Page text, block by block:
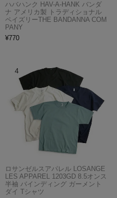
ハバハンク HAV-A-HANK バンダ
ナ アメリカ製 トラディショナル
ペイズリーTHE BANDANNA COM
PANY
¥770
ロサンゼルスアパレル LOSANGE
LES APPAREL 1203GD 8.5オンス
半袖 バインディング ガーメント
ダイ Tシャツ